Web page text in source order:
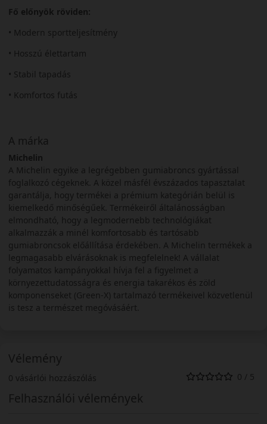
Fő előnyök röviden:
• Modern sportteljesítmény
• Hosszú élettartam
• Stabil tapadás
• Komfortos futás
A márka
Michelin
A Michelin egyike a legrégebben gumiabroncs gyártással
foglalkozó cégeknek. A közel másfél évszázados tapasztalat
garantálja, hogy termékei a prémium kategórián belül is
kiemelkedő minőségűek. Termékeiről általánosságban
elmondható, hogy a legmodernebb technológiákat
alkalmazzák a minél komfortosabb és tartósabb
gumiabroncsok előállítása érdekében. A Michelin termékek a
legmagasabb elvárásoknak is megfelelnek! A vállalat
folyamatos kampányokkal hívja fel a figyelmet a
környezettudatosságra és energia takarékos és zöld
komponenseket (Green-X) tartalmazó termékeivel közvetlenül
is tesz a természet megóvásáért.
Vélemény
0 vásárlói hozzászólás 0 / 5
Felhasználói vélemények